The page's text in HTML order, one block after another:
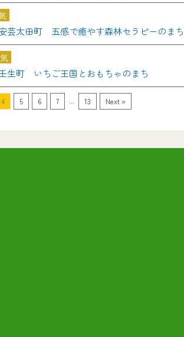
芸太田町 五感で癒やす森林セラピーのまち
生町 いちご王国とおもちゃのまち
4 5 6 7 13 Next »